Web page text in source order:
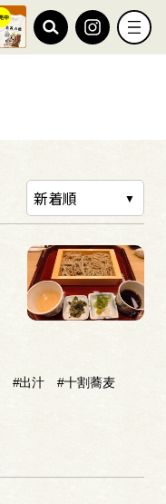
#出汁
#十割蕎麦